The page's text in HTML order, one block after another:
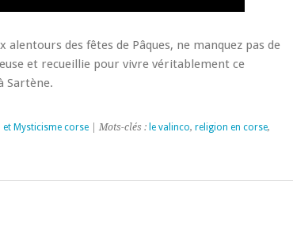
alentours des fêtes de Pâques, ne manquez pas de
et recueillie pour vivre véritablement ce
Sartène.
et Mysticisme corse | Mots-clés : le valinco, religion en corse,